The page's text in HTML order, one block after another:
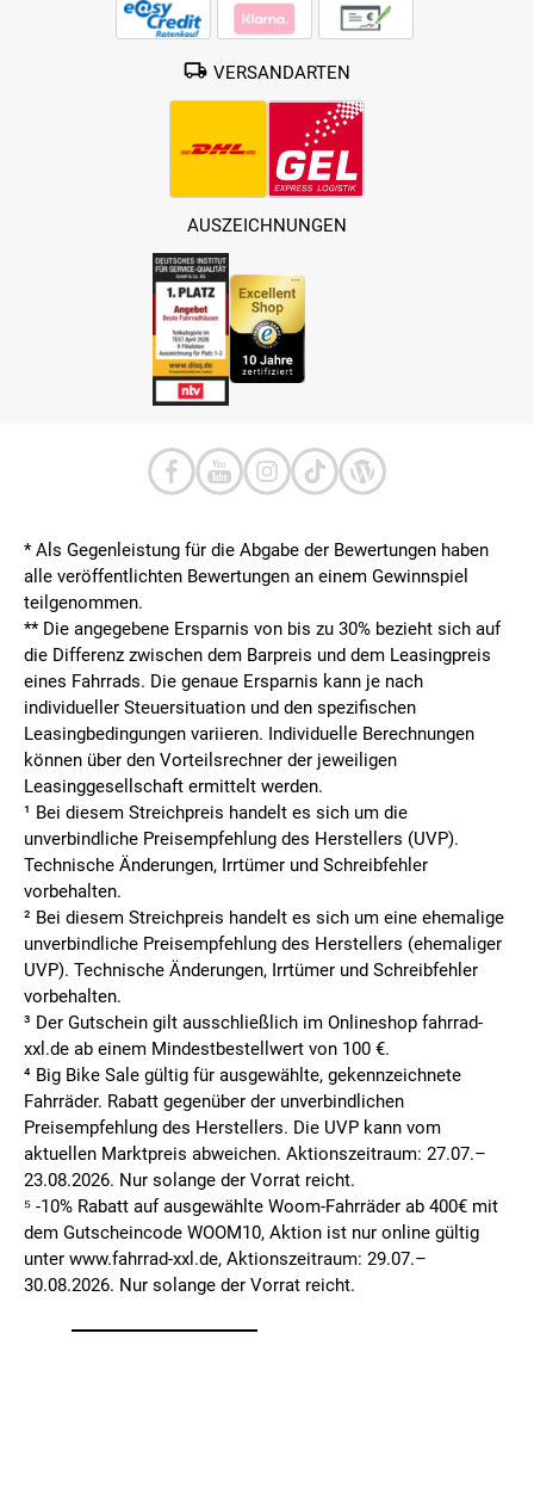
VERSANDARTEN
AUSZEICHNUNGEN
* Als Gegenleistung für die Abgabe der Bewertungen haben
alle veröffentlichten Bewertungen an einem Gewinnspiel
teilgenommen.
** Die angegebene Ersparnis von bis zu 30% bezieht sich auf
die Differenz zwischen dem Barpreis und dem Leasingpreis
eines Fahrrads. Die genaue Ersparnis kann je nach
individueller Steuersituation und den spezifischen
Leasingbedingungen variieren. Individuelle Berechnungen
können über den Vorteilsrechner der jeweiligen
Leasinggesellschaft ermittelt werden.
¹ Bei diesem Streichpreis handelt es sich um die
unverbindliche Preisempfehlung des Herstellers (UVP).
Technische Änderungen, Irrtümer und Schreibfehler
vorbehalten.
² Bei diesem Streichpreis handelt es sich um eine ehemalige
unverbindliche Preisempfehlung des Herstellers (ehemaliger
UVP). Technische Änderungen, Irrtümer und Schreibfehler
vorbehalten.
³ Der Gutschein gilt ausschließlich im Onlineshop fahrrad-
xxl.de ab einem Mindestbestellwert von 100 €.
⁴ Big Bike Sale gültig für ausgewählte, gekennzeichnete
Fahrräder. Rabatt gegenüber der unverbindlichen
Preisempfehlung des Herstellers. Die UVP kann vom
aktuellen Marktpreis abweichen. Aktionszeitraum: 27.07.–
23.08.2026. Nur solange der Vorrat reicht.
⁵ -10% Rabatt auf ausgewählte Woom-Fahrräder ab 400€ mit
dem Gutscheincode WOOM10, Aktion ist nur online gültig
unter www.fahrrad-xxl.de, Aktionszeitraum: 29.07.–
30.08.2026. Nur solange der Vorrat reicht.